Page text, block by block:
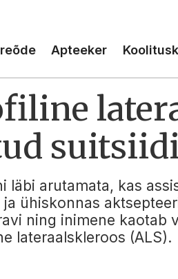
Apteeker
läbi arutamata, kas
ühiskonnas
ning inimene kaotab
lateraalskleroos (ALS).